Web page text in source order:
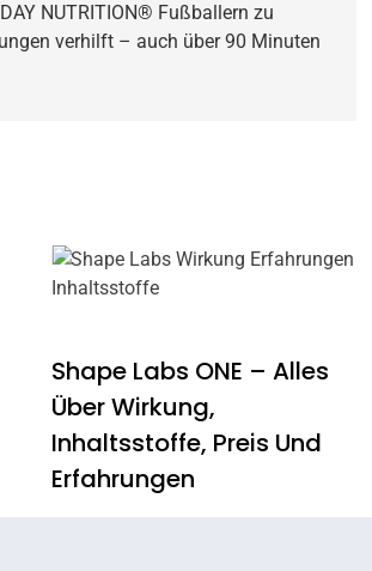
NUTRITION® Fußballern zu
verhilft – auch über 90 Minuten
Shape Labs ONE – Alles
Über Wirkung,
Inhaltsstoffe, Preis Und
Erfahrungen